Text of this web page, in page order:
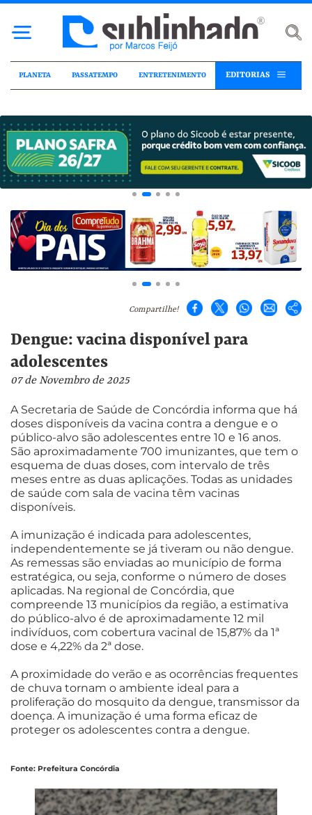
PLANETA PASSATEMPO ENTRETENIMENTO EDITORIAS
Compartilhe!
Dengue: vacina disponível para
adolescentes
07 de Novembro de 2025
A Secretaria de Saúde de Concórdia informa que há
doses disponíveis da vacina contra a dengue e o
público-alvo são adolescentes entre 10 e 16 anos.
São aproximadamente 700 imunizantes, que tem o
esquema de duas doses, com intervalo de três
meses entre as duas aplicações. Todas as unidades
de saúde com sala de vacina têm vacinas
disponíveis.
A imunização é indicada para adolescentes,
independentemente se já tiveram ou não dengue.
As remessas são enviadas ao município de forma
estratégica, ou seja, conforme o número de doses
aplicadas. Na regional de Concórdia, que
compreende 13 municípios da região, a estimativa
do público-alvo é de aproximadamente 12 mil
indivíduos, com cobertura vacinal de 15,87% da 1ª
dose e 4,22% da 2ª dose.
A proximidade do verão e as ocorrências frequentes
de chuva tornam o ambiente ideal para a
proliferação do mosquito da dengue, transmissor da
doença. A imunização é uma forma eficaz de
proteger os adolescentes contra a dengue.
Fonte: Prefeitura Concórdia